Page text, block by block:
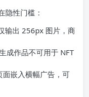
隐性门槛：
输出 256px 图片，商
成作品不可用于 NFT
面嵌入横幅广告，可